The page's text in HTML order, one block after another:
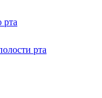
рта
рта